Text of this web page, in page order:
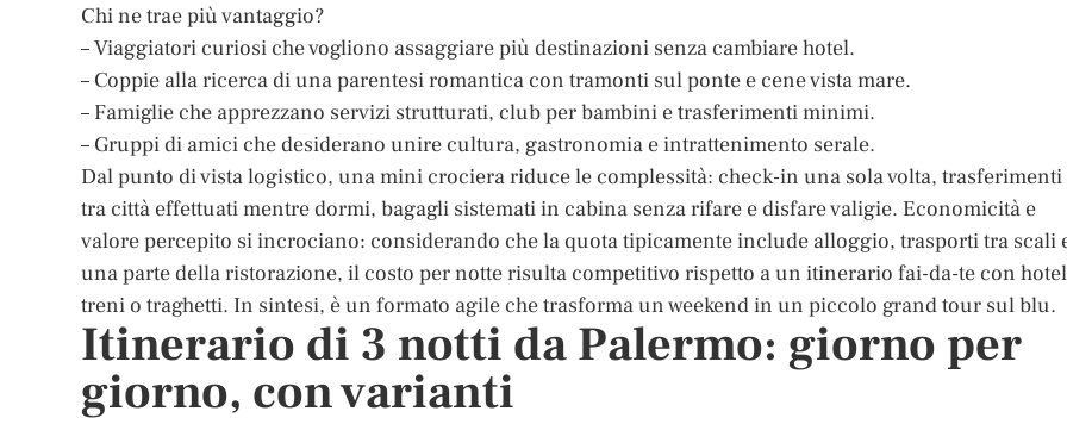
Chi ne trae più vantaggio?
– Viaggiatori curiosi che vogliono assaggiare più destinazioni senza cambiare hotel.
– Coppie alla ricerca di una parentesi romantica con tramonti sul ponte e cene vista mare.
– Famiglie che apprezzano servizi strutturati, club per bambini e trasferimenti minimi.
– Gruppi di amici che desiderano unire cultura, gastronomia e intrattenimento serale.
Dal punto di vista logistico, una mini crociera riduce le complessità: check-in una sola volta, trasferimenti
tra città effettuati mentre dormi, bagagli sistemati in cabina senza rifare e disfare valigie. Economicità e
valore percepito si incrociano: considerando che la quota tipicamente include alloggio, trasporti tra scali
una parte della ristorazione, il costo per notte risulta competitivo rispetto a un itinerario fai-da-te con
treni o traghetti. In sintesi, è un formato agile che trasforma un weekend in un piccolo grand tour sul blu.
Itinerario di 3 notti da Palermo: giorno per
giorno, con varianti